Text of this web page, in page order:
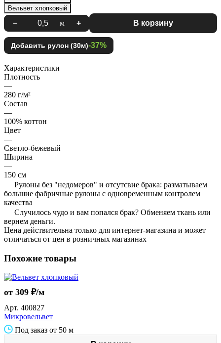
Вельвет хлопковый
− м + В корзину
Добавить рулон (30м)-37%
Характеристики
Плотность
—
280 г/м²
Состав
—
100% коттон
Цвет
—
Светло-бежевый
Ширина
—
150 см
Рулоны без "недомеров" и отсутсвие брака: разматываем
большие фабричные рулоны с одновременным контролем
качества
Случилось чудо и вам попался брак? Обменяем ткань или
вернем деньги.
Цена действительна только для интернет-магазина и может
отличаться от цен в розничных магазинах
Похожие товары
от 309 ₽/м
Арт. 400827
Микровельвет
Под заказ от 50 м